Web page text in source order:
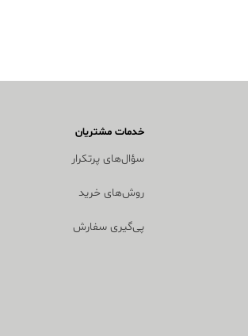
خدمات مشتریان
سؤال‌های پرتکرار
روش‌های خرید
پی‌گیری سفارش